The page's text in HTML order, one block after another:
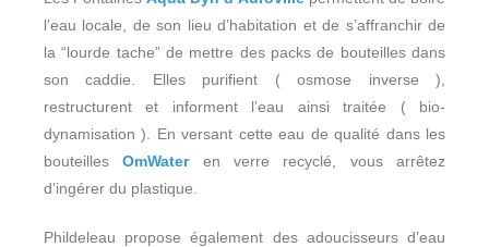
l’eau locale, de son lieu d’habitation et de s’affranchir de
la “lourde tache” de mettre des packs de bouteilles dans
son caddie. Elles purifient ( osmose inverse ),
restructurent et informent l’eau ainsi traitée ( bio-
dynamisation ) . En versant cette eau de qualité dans les
bouteillesOmWater
en verre recyclé, vous arrêtez
d’ingérer du plastique.
Phildeleau propose également des adoucisseurs d’eau